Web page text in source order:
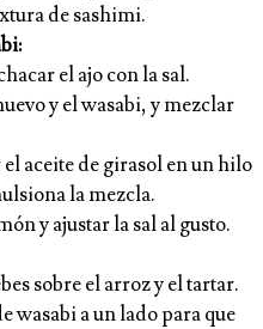
de sashimi.
el ajo con la sal.
y el wasabi, y mezclar
aceite de girasol en un hilo
la mezcla.
y ajustar la sal al gusto.
sobre el arroz y el tartar.
wasabi a un lado para que